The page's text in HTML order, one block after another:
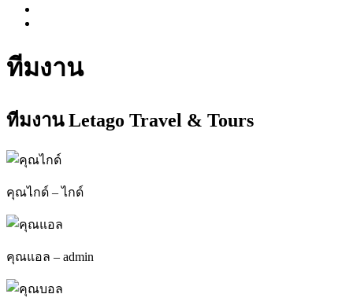
ทีมงาน
ทีมงาน Letago Travel & Tours
คุณไกด์ – ไกด์
คุณแอล – admin